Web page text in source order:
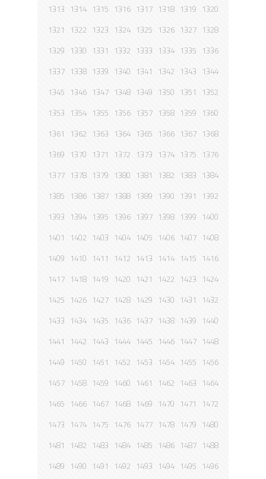
1313 1314 1315 1316 1317 1318 1319 1320
1321 1322 1323 1324 1325 1326 1327 1328
1329 1330 1331 1332 1333 1334 1335 1336
1337 1338 1339 1340 1341 1342 1343 1344
1345 1346 1347 1348 1349 1350 1351 1352
1353 1354 1355 1356 1357 1358 1359 1360
1361 1362 1363 1364 1365 1366 1367 1368
1369 1370 1371 1372 1373 1374 1375 1376
1377 1378 1379 1380 1381 1382 1383 1384
1385 1386 1387 1388 1389 1390 1391 1392
1393 1394 1395 1396 1397 1398 1399 1400
1401 1402 1403 1404 1405 1406 1407 1408
1409 1410 1411 1412 1413 1414 1415 1416
1417 1418 1419 1420 1421 1422 1423 1424
1425 1426 1427 1428 1429 1430 1431 1432
1433 1434 1435 1436 1437 1438 1439 1440
1441 1442 1443 1444 1445 1446 1447 1448
1449 1450 1451 1452 1453 1454 1455 1456
1457 1458 1459 1460 1461 1462 1463 1464
1465 1466 1467 1468 1469 1470 1471 1472
1473 1474 1475 1476 1477 1478 1479 1480
1481 1482 1483 1484 1485 1486 1487 1488
1489 1490 1491 1492 1493 1494 1495 1496